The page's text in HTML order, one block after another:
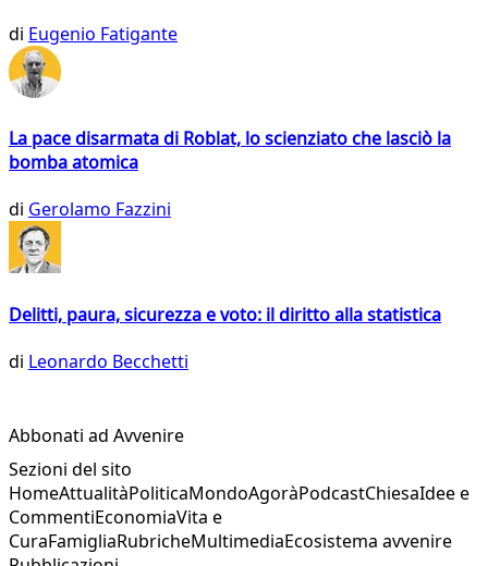
di Eugenio Fatigante
La pace disarmata di Roblat, lo scienziato che lasciò la
bomba atomica
di Gerolamo Fazzini
Delitti, paura, sicurezza e voto: il diritto alla statistica
di Leonardo Becchetti
Abbonati ad Avvenire
Sezioni del sito
HomeAttualitàPoliticaMondoAgoràPodcastChiesaIdee e
CommentiEconomiaVita e
CuraFamigliaRubricheMultimediaEcosistema avvenire